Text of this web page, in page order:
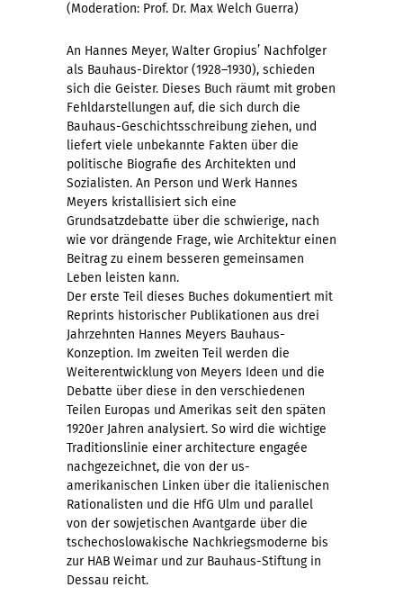
(Moderation: Prof. Dr. Max Welch Guerra)
An Hannes Meyer, Walter Gropius’ Nachfolger
als Bauhaus-Direktor (1928–1930), schieden
sich die Geister. Dieses Buch räumt mit groben
Fehldarstellungen auf, die sich durch die
Bauhaus-Geschichtsschreibung ziehen, und
liefert viele unbekannte Fakten über die
politische Biografie des Architekten und
Sozialisten. An Person und Werk Hannes
Meyers kristallisiert sich eine
Grundsatzdebatte über die schwierige, nach
wie vor drängende Frage, wie Architektur einen
Beitrag zu einem besseren gemeinsamen
Leben leisten kann.
Der erste Teil dieses Buches dokumentiert mit
Reprints historischer Publikationen aus drei
Jahrzehnten Hannes Meyers Bauhaus-
Konzeption. Im zweiten Teil werden die
Weiterentwicklung von Meyers Ideen und die
Debatte über diese in den verschiedenen
Teilen Europas und Amerikas seit den späten
1920er Jahren analysiert. So wird die wichtige
Traditionslinie einer architecture engagée
nachgezeichnet, die von der us-
amerikanischen Linken über die italienischen
Rationalisten und die HfG Ulm und parallel
von der sowjetischen Avantgarde über die
tschechoslowakische Nachkriegsmoderne bis
zur HAB Weimar und zur Bauhaus-Stiftung in
Dessau reicht.